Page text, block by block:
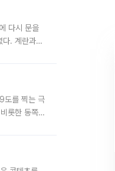
다시 문을
다. 계란과
도를 찍는 극
롯한 동쪽